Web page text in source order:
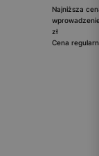
Najniższa
zł
Cena